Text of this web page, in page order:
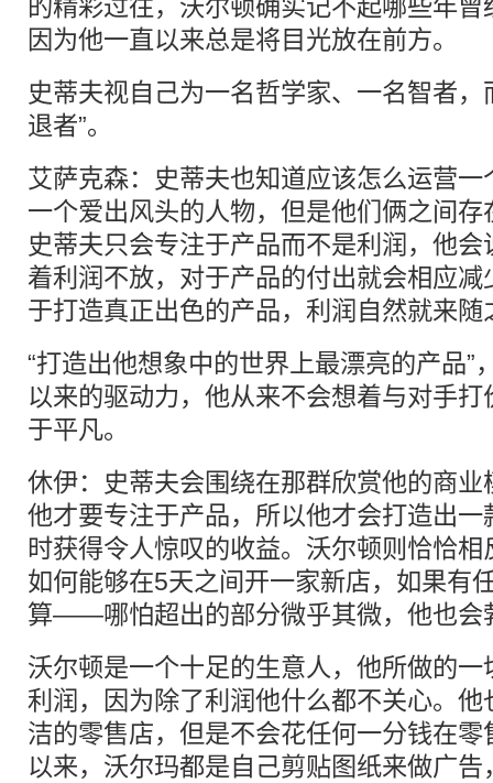
的精彩过往，沃尔顿确实记不起哪些年
因为他一直以来总是将目光放在前方。
史蒂夫视自己为一名哲学家、一名智者，
退者”。
艾萨克森：史蒂夫也知道应该怎么运营
一个爱出风头的人物，但是他们俩之间
史蒂夫只会专注于产品而不是利润，他会
着利润不放，对于产品的付出就会相应
于打造真正出色的产品，利润自然就来随
“打造出他想象中的世界上最漂亮的产品”
以来的驱动力，他从来不会想着与对手
于平凡。
休伊：史蒂夫会围绕在那群欣赏他的商
他才要专注于产品，所以他才会打造出
时获得令人惊叹的收益。沃尔顿则恰恰
如何能够在5天之间开一家新店，如果有
算——哪怕超出的部分微乎其微，他也会
沃尔顿是一个十足的生意人，他所做的
利润，因为除了利润他什么都不关心。
洁的零售店，但是不会花任何一分钱在
以来，沃尔玛都是自己剪贴图纸来做广